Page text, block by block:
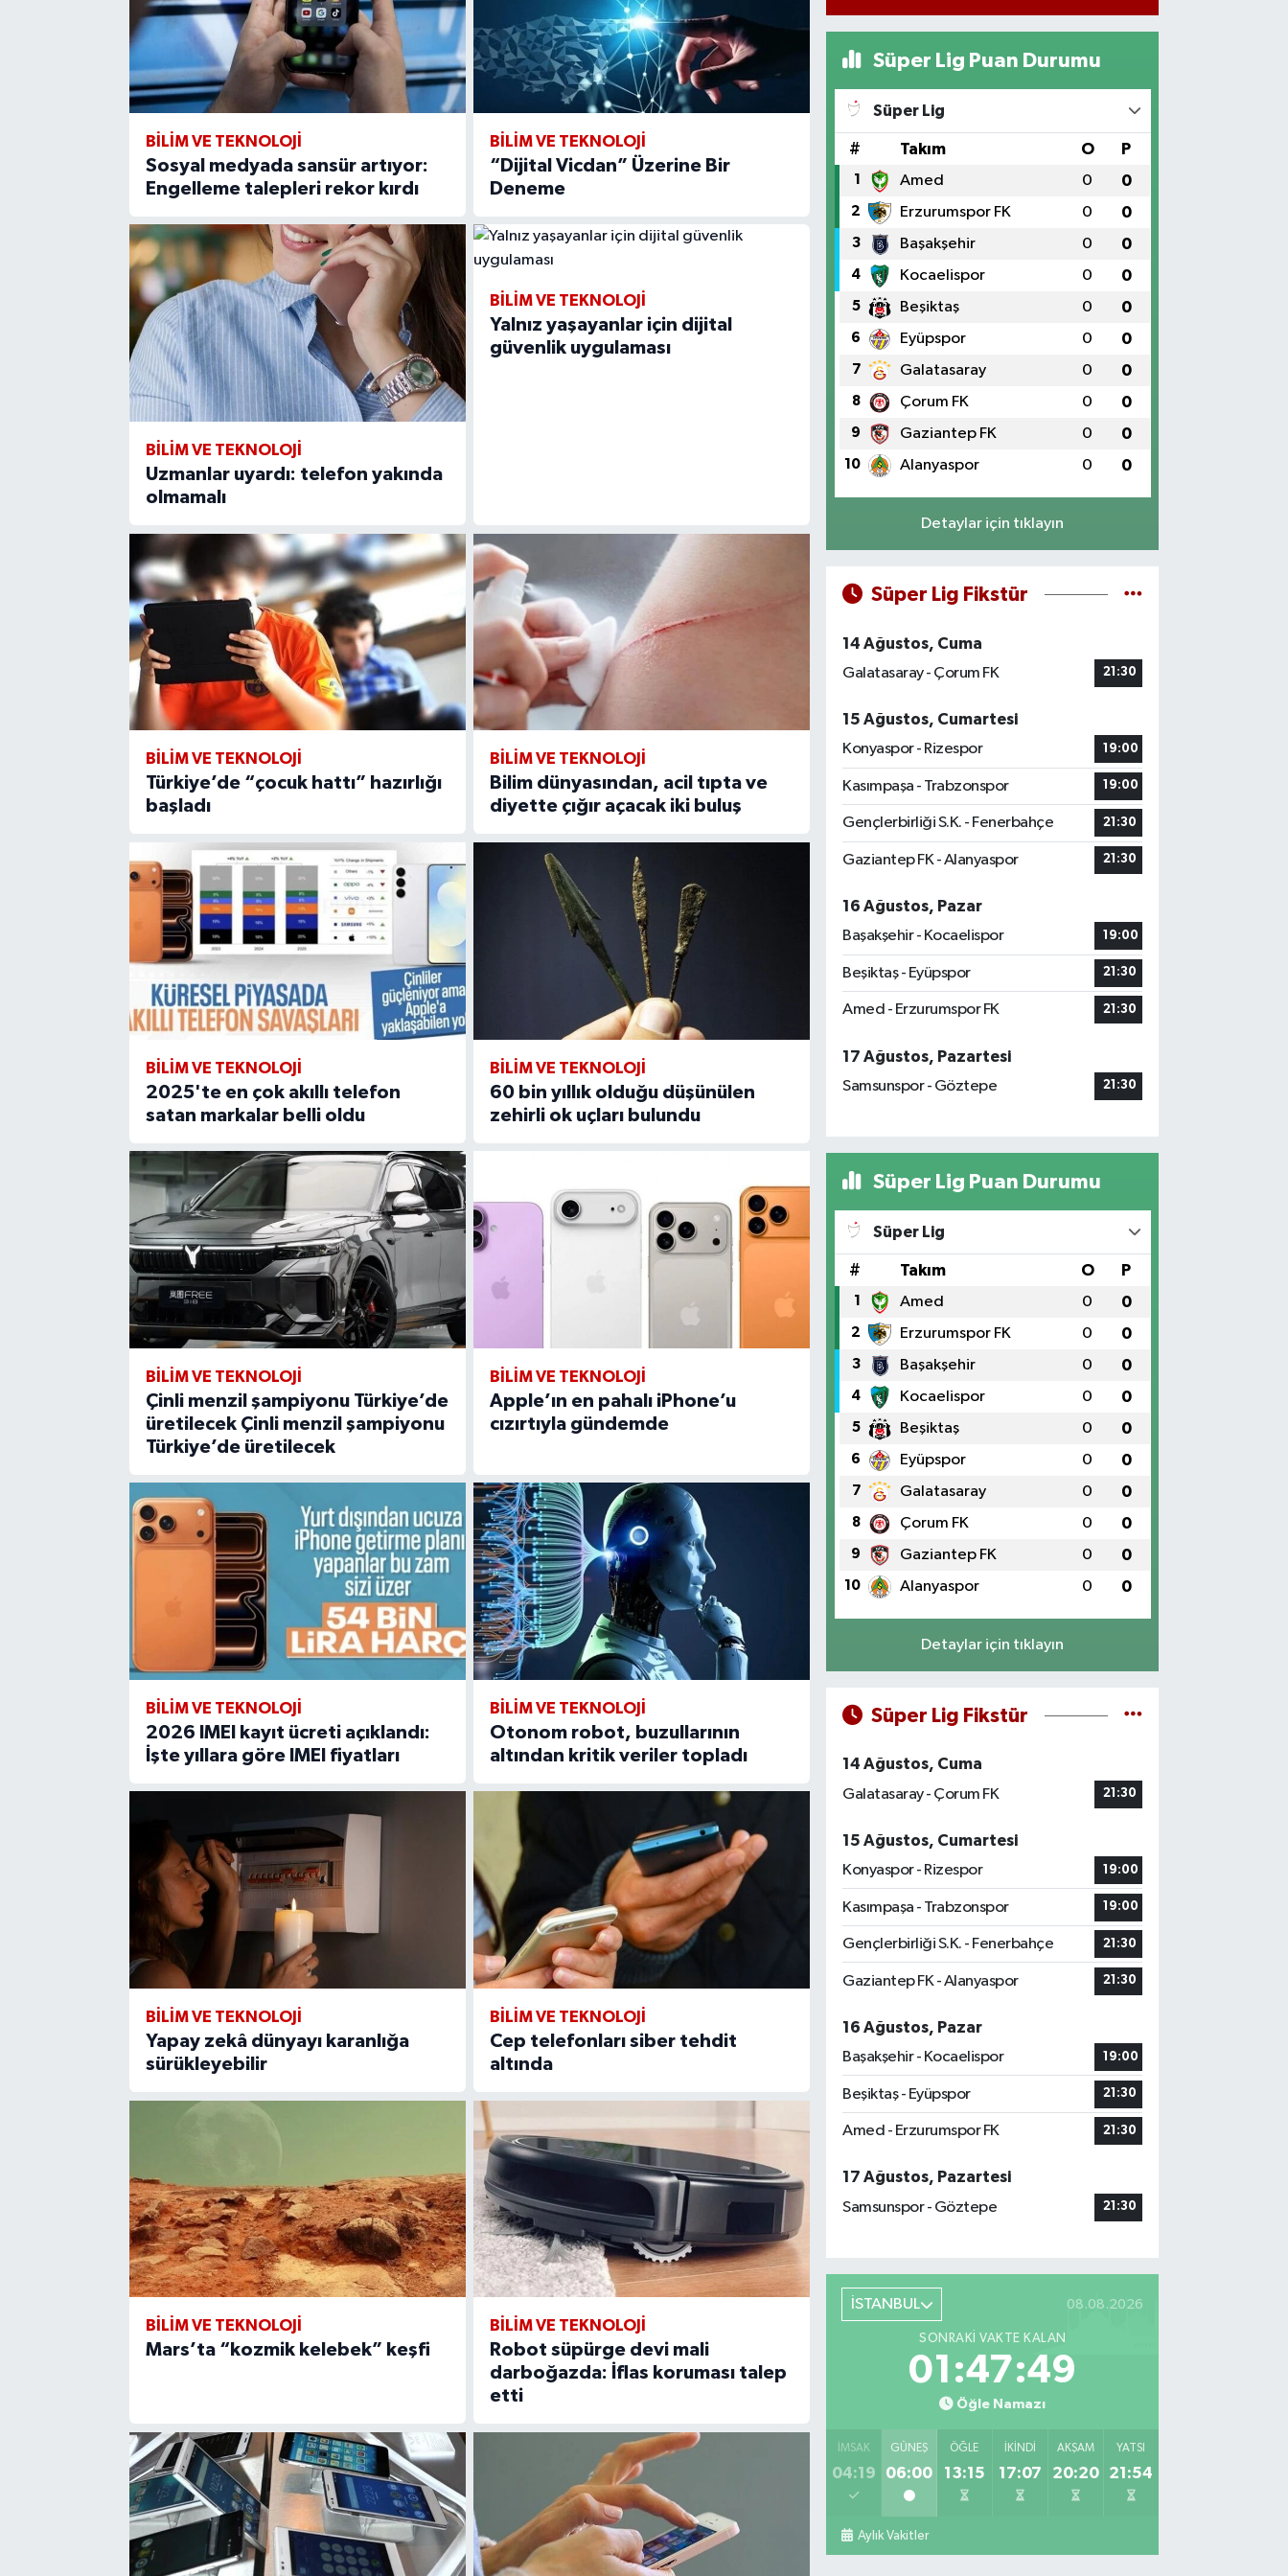
BİLİM VE TEKNOLOJİ
Sosyal medyada sansür artıyor:
Engelleme talepleri rekor kırdı
BİLİM VE TEKNOLOJİ
“Dijital Vicdan” Üzerine Bir
Deneme
BİLİM VE TEKNOLOJİ
Uzmanlar uyardı: telefon yakında
olmamalı
BİLİM VE TEKNOLOJİ
Yalnız yaşayanlar için dijital
güvenlik uygulaması
BİLİM VE TEKNOLOJİ
Türkiye’de “çocuk hattı” hazırlığı
başladı
BİLİM VE TEKNOLOJİ
Bilim dünyasından, acil tıpta ve
diyette çığır açacak iki buluş
BİLİM VE TEKNOLOJİ
2025'te en çok akıllı telefon
satan markalar belli oldu
BİLİM VE TEKNOLOJİ
60 bin yıllık olduğu düşünülen
zehirli ok uçları bulundu
BİLİM VE TEKNOLOJİ
Çinli menzil şampiyonu Türkiye’de
üretilecek Çinli menzil şampiyonu
Türkiye’de üretilecek
BİLİM VE TEKNOLOJİ
Apple’ın en pahalı iPhone’u
cızırtıyla gündemde
BİLİM VE TEKNOLOJİ
2026 IMEI kayıt ücreti açıklandı:
İşte yıllara göre IMEI fiyatları
BİLİM VE TEKNOLOJİ
Otonom robot, buzullarının
altından kritik veriler topladı
BİLİM VE TEKNOLOJİ
Yapay zekâ dünyayı karanlığa
sürükleyebilir
BİLİM VE TEKNOLOJİ
Cep telefonları siber tehdit
altında
BİLİM VE TEKNOLOJİ
Mars’ta “kozmik kelebek” keşfi
BİLİM VE TEKNOLOJİ
Robot süpürge devi mali
darboğazda: İflas koruması talep
etti
Süper Lig Puan Durumu
Süper Lig
# Takım O P
1 Amed 0 0
2 Erzurumspor FK 0 0
3 Başakşehir 0 0
4 Kocaelispor 0 0
5 Beşiktaş 0 0
6 Eyüpspor 0 0
7 Galatasaray 0 0
8 Çorum FK 0 0
9 Gaziantep FK 0 0
10 Alanyaspor 0 0
Detaylar için tıklayın
Süper Lig Fikstür
14 Ağustos, Cuma
Galatasaray - Çorum FK
21:30
15 Ağustos, Cumartesi
Konyaspor - Rizespor
19:00
Kasımpaşa - Trabzonspor 19:00
Gençlerbirliği S.K. - Fenerbahçe 21:30
Gaziantep FK - Alanyaspor 21:30
16 Ağustos, Pazar
Başakşehir - Kocaelispor
19:00
Beşiktaş - Eyüpspor 21:30
Amed - Erzurumspor FK 21:30
17 Ağustos, Pazartesi
Samsunspor - Göztepe
21:30
Süper Lig Puan Durumu
Süper Lig
# Takım O P
1 Amed 0 0
2 Erzurumspor FK 0 0
3 Başakşehir 0 0
4 Kocaelispor 0 0
5 Beşiktaş 0 0
6 Eyüpspor 0 0
7 Galatasaray 0 0
8 Çorum FK 0 0
9 Gaziantep FK 0 0
10 Alanyaspor 0 0
Detaylar için tıklayın
Süper Lig Fikstür
14 Ağustos, Cuma
Galatasaray - Çorum FK
21:30
15 Ağustos, Cumartesi
Konyaspor - Rizespor
19:00
Kasımpaşa - Trabzonspor 19:00
Gençlerbirliği S.K. - Fenerbahçe 21:30
Gaziantep FK - Alanyaspor 21:30
16 Ağustos, Pazar
Başakşehir - Kocaelispor
19:00
Beşiktaş - Eyüpspor 21:30
Amed - Erzurumspor FK 21:30
17 Ağustos, Pazartesi
Samsunspor - Göztepe
21:30
İSTANBUL 08.08.2026
SONRAKI VAKTE KALAN
01:47:47
Öğle Namazı
İMSAK
04:19
GÜNEŞ
06:00
ÖĞLE
13:15
İKINDI
17:07
AKŞAM
20:20
YATSI
21:54
Aylık Vakitler